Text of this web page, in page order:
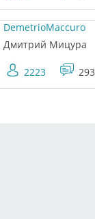
DemetrioMaccuro
Дмитрий Мицура
2223 293